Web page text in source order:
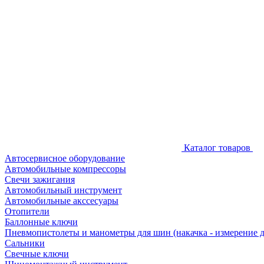
Каталог товаров
Автосервисное оборудование
Автомобильные компрессоры
Свечи зажигания
Автомобильный инструмент
Автомобильные акссесуары
Отопители
Баллонные ключи
Пневмопистолеты и манометры для шин (накачка - измерение
Сальники
Свечные ключи